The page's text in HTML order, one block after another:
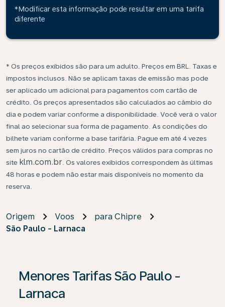
*Modificar esta informação pode resultar em uma tarifa
diferente
* Os preços exibidos são para um adulto. Preços em BRL. Taxas e
impostos inclusos. Não se aplicam taxas de emissão mas pode
ser aplicado um adicional para pagamentos com cartão de
crédito. Os preços apresentados são calculados ao câmbio do
dia e podem variar conforme a disponibilidade. Você verá o valor
final ao selecionar sua forma de pagamento. As condições do
bilhete variam conforme a base tarifária. Pague em até 4 vezes
sem juros no cartão de crédito. Preços válidos para compras no
site klm.com.br . Os valores exibidos correspondem às últimas
48 horas e podem não estar mais disponíveis no momento da
reserva.
Origem Voos
para Chipre
São Paulo - Larnaca
Menores Tarifas São Paulo -
Larnaca
Se não forem encontrados resultados, clique em